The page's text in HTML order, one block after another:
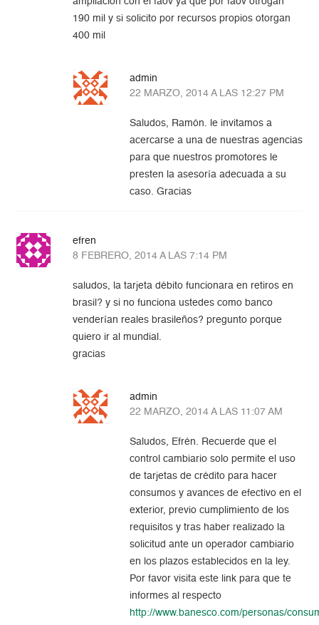
190 mil y si solicito por recursos propios otorgan
400 mil
admin
22 MARZO, 2014 A LAS 12:27 PM
Saludos, Ramón. le invitamos a
acercarse a una de nuestras agencias
para que nuestros promotores le
presten la asesoría adecuada a su
caso. Gracias
efren
8 FEBRERO, 2014 A LAS 7:14 PM
saludos, la tarjeta débito funcionara en retiros en
brasil? y si no funciona ustedes como banco
venderían reales brasileños? pregunto porque
quiero ir al mundial.
gracias
admin
22 MARZO, 2014 A LAS 11:07 AM
Saludos, Efrén. Recuerde que el
control cambiario solo permite el uso
de tarjetas de crédito para hacer
consumos y avances de efectivo en el
exterior, previo cumplimiento de los
requisitos y tras haber realizado la
solicitud ante un operador cambiario
en los plazos establecidos en la ley.
Por favor visita este link para que te
informes al respecto
http://www.banesco.com/personas/